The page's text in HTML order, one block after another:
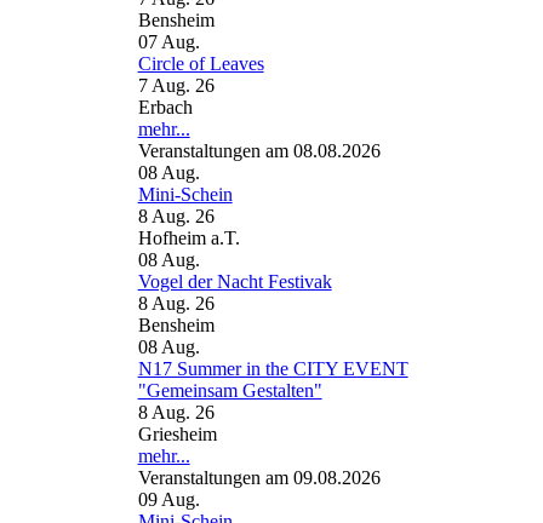
Bensheim
07 Aug.
Circle of Leaves
7 Aug. 26
Erbach
mehr...
Veranstaltungen am 08.08.2026
08 Aug.
Mini-Schein
8 Aug. 26
Hofheim a.T.
08 Aug.
Vogel der Nacht Festivak
8 Aug. 26
Bensheim
08 Aug.
N17 Summer in the CITY EVENT
"Gemeinsam Gestalten"
8 Aug. 26
Griesheim
mehr...
Veranstaltungen am 09.08.2026
09 Aug.